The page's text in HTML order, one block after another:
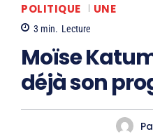
POLITIQUE UNE
3 min. Lecture
Moïse
déjà son